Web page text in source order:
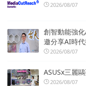
2026/08/07
創智動能強
邀分享AI時
2026/08/07
ASUSx三麗
2026/08/07